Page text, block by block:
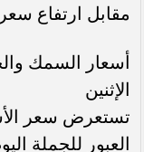
مقابل ارتفاع سعر 4 أنواع آخرين.
أسعار السمك
الإثنين
تستعرض سعر